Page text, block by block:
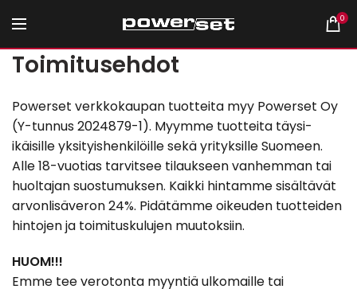
0
Toimitusehdot
Powerset verkkokaupan tuotteita myy Powerset Oy
(Y-tunnus 2024879-1). Myymme tuotteita täysi-
ikäisille yksityishenkilöille sekä yrityksille Suomeen.
Alle 18-vuotias tarvitsee tilaukseen vanhemman tai
huoltajan suostumuksen. Kaikki hintamme sisältävät
arvonlisäveron 24%. Pidätämme oikeuden tuotteiden
hintojen ja toimituskulujen muutoksiin.
HUOM!!!
Emme tee verotonta myyntiä ulkomaille tai